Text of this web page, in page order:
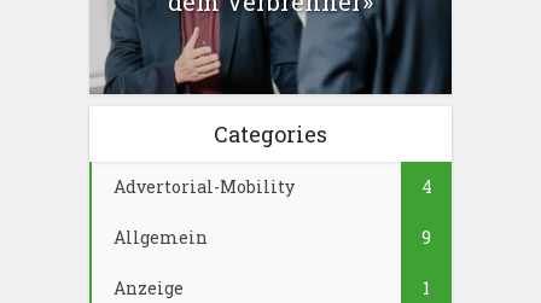
Categories
Advertorial-Mobility 4
Allgemein 9
Anzeige 1